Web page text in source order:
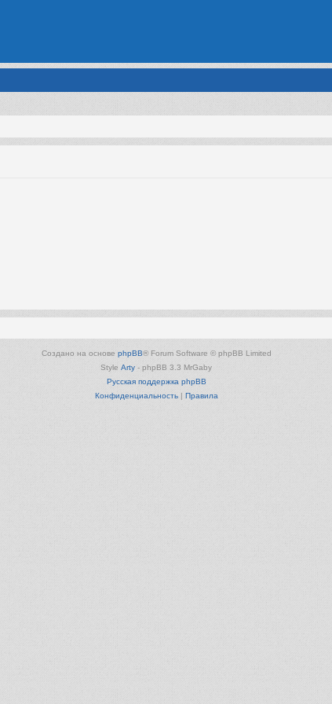
Создано на основе phpBB® Forum Software © phpBB Limited
Style Arty - phpBB 3.3 MrGaby
Русская поддержка phpBB
Конфиденциальность| Правила